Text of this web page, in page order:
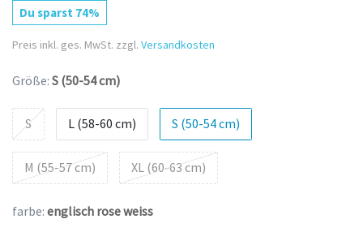
Du sparst 74%
Preis inkl. ges. MwSt. zzgl. Versandkosten
Größe: S (50-54 cm)
S L (58-60 cm) S (50-54 cm)
M (55-57 cm) XL (60-63 cm)
farbe: englisch rose weiss